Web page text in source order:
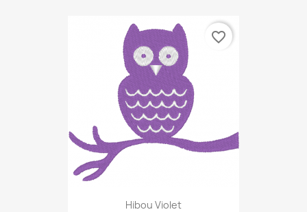
Hibou Violet
favorite_border